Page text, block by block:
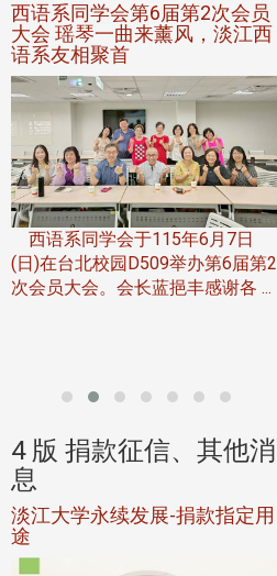
西语系同学会第6届第2次会员
大会 瑶琴一曲来薰风，淡江西
语系友相聚首
西语系同学会于115年6月7日
(日)在台北校园D509举办第6届第2
次会员大会。会长蓝挹丰感谢各 ...
4 版 捐款征信、其他消
息
淡江大学永续发展-捐款指定用
途